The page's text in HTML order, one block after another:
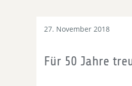
27. November 2018
Für 50 Jahre